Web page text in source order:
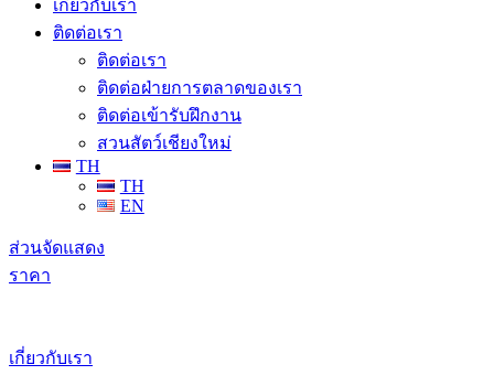
เกี่ยวกับเรา
ติดต่อเรา
ติดต่อเรา
ติดต่อฝ่ายการตลาดของเรา
ติดต่อเข้ารับฝึกงาน
สวนสัตว์เชียงใหม่
TH
TH
EN
ส่วนจัดแสดง
ราคา
เกี่ยวกับเรา